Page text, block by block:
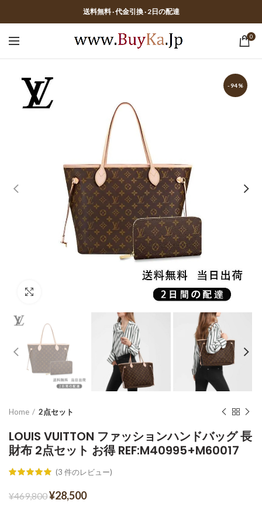
送料無料 · 代金引換 · 2日の配達
0
-94%
Home 2点セット
LOUIS VUITTON ファッションハンドバッグ 長
財布 2点セット お得 REF:M40995+M60017
(3 件のレビュー)
¥469,800¥28,500